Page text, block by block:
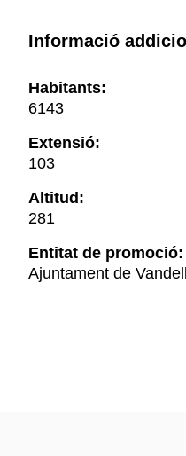
Informació
Habitants:
6143
Extensió:
103
Altitud:
281
Entitat de promoció:
Ajuntament de